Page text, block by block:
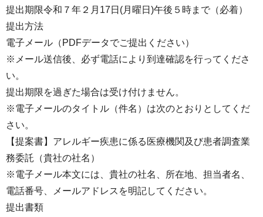
提出期限令和７年２月17日(月曜日)午後５時まで（必着）
提出方法
電子メール（PDFデータでご提出ください）
※メール送信後、必ず電話により到達確認を行ってくださ
い。
提出期限を過ぎた場合は受け付けません。
※電子メールのタイトル（件名）は次のとおりとしてくだ
さい。
【提案書】アレルギー疾患に係る医療機関及び患者調査業
務委託（貴社の社名）
※電子メール本文には、貴社の社名、所在地、担当者名、
電話番号、メールアドレスを明記してください。
提出書類